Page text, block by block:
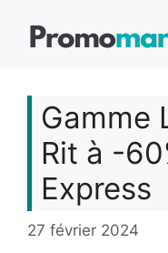
Gamme
Rit à -
Express
27 février 2024